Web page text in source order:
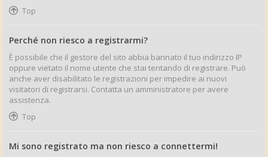
Top
Perché non riesco a registrarmi?
È possibile che il gestore del sito abbia bannato il tuo indirizzo IP
oppure vietato il nome utente che stai tentando di registrare. Può
anche aver disabilitato le registrazioni per impedire ai nuovi
visitatori di registrarsi. Contatta un amministratore per avere
assistenza.
Top
Mi sono registrato ma non riesco a connettermi!